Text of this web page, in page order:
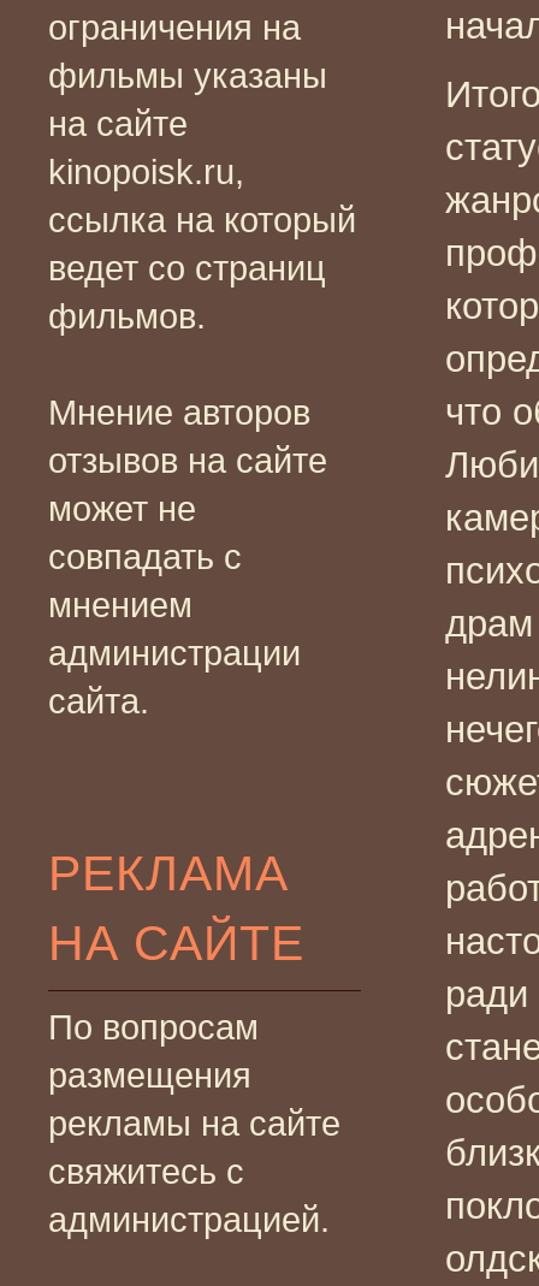
ограничения на
фильмы указаны
на сайте
kinopoisk.ru,
ссылка на который
ведет со страниц
фильмов.
Мнение авторов
отзывов на сайте
может не
совпадать с
мнением
администрации
сайта.
РЕКЛАМА
НА САЙТЕ
По вопросам
размещения
рекламы на сайте
свяжитесь с
администрацией.
что
ради